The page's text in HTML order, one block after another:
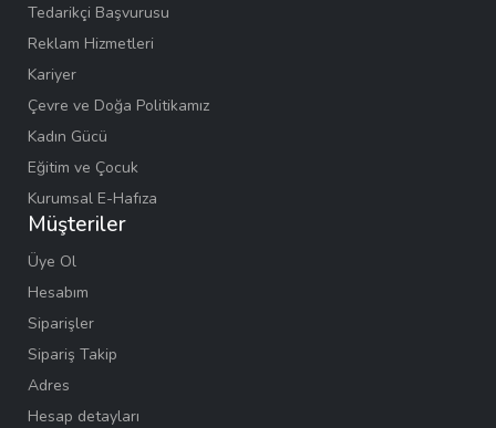
Tedarikçi Başvurusu
Reklam Hizmetleri
Kariyer
Çevre ve Doğa Politikamız
Kadın Gücü
Eğitim ve Çocuk
Kurumsal E-Hafıza
Müşteriler
Üye Ol
Hesabım
Siparişler
Sipariş Takip
Adres
Hesap detayları